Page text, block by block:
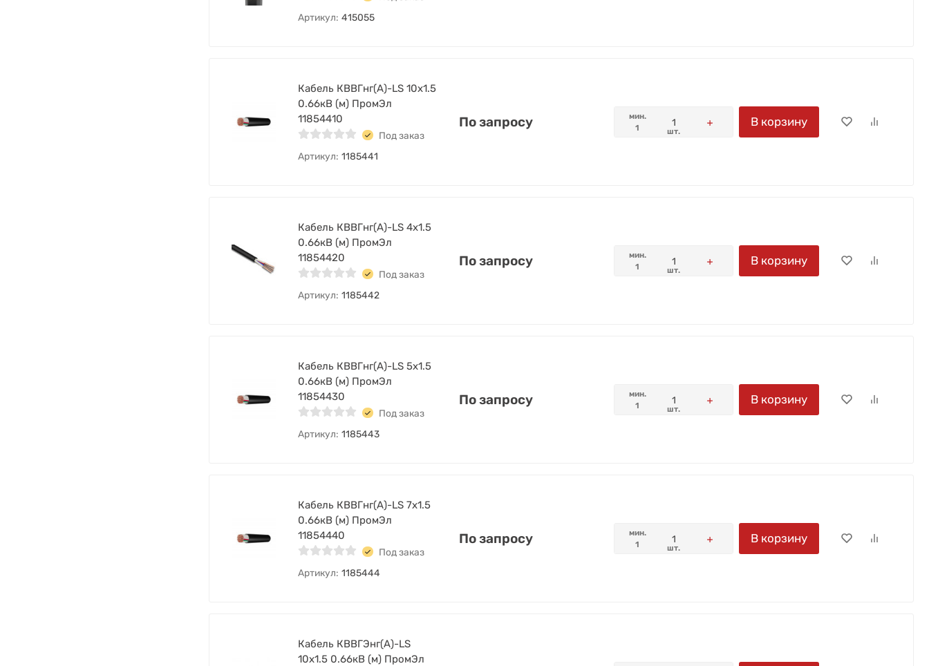
Артикул: 415055
Кабель КВВГнг(А)-LS 10х1.5
0.66кВ (м) ПромЭл
11854410
Под заказ
Артикул: 1185441
По запросу
мин.
1
шт.
В корзину
Кабель КВВГнг(А)-LS 4х1.5
0.66кВ (м) ПромЭл
11854420
Под заказ
Артикул: 1185442
По запросу
мин.
1
шт.
В корзину
Кабель КВВГнг(А)-LS 5х1.5
0.66кВ (м) ПромЭл
11854430
Под заказ
Артикул: 1185443
По запросу
мин.
1
шт.
В корзину
Кабель КВВГнг(А)-LS 7х1.5
0.66кВ (м) ПромЭл
11854440
Под заказ
Артикул: 1185444
По запросу
мин.
1
шт.
В корзину
Кабель КВВГЭнг(А)-LS
10х1.5 0.66кВ (м) ПромЭл